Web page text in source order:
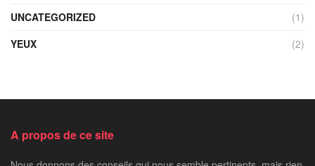
UNCATEGORIZED
(1)
YEUX
(2)
A propos de ce site